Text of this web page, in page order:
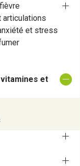
et stress
et